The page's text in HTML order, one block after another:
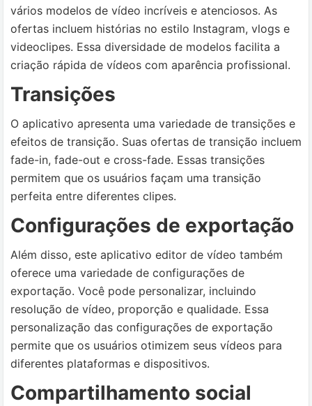
vários modelos de vídeo incríveis e atenciosos. As
ofertas incluem histórias no estilo Instagram, vlogs e
videoclipes. Essa diversidade de modelos facilita a
criação rápida de vídeos com aparência profissional.
Transições
O aplicativo apresenta uma variedade de transições e
efeitos de transição. Suas ofertas de transição incluem
fade-in, fade-out e cross-fade. Essas transições
permitem que os usuários façam uma transição
perfeita entre diferentes clipes.
Configurações de exportação
Além disso, este aplicativo editor de vídeo também
oferece uma variedade de configurações de
exportação. Você pode personalizar, incluindo
resolução de vídeo, proporção e qualidade. Essa
personalização das configurações de exportação
permite que os usuários otimizem seus vídeos para
diferentes plataformas e dispositivos.
Compartilhamento social